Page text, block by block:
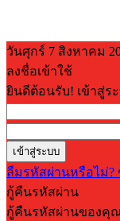
วันศุกร์ 7 สิงหาคม
ลงชื่อเข้าใช้
ยินดีต้อนรับ! เข้าสู่
ลืมรหัสผ่านหรือไม่?
กู้คืนรหัสผ่าน
กู้คืนรหัสผ่านของคุ